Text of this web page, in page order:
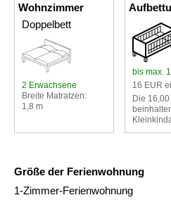
Wohnzimmer
Doppelbett
2 Erwachsene
Breite Matratzen:
1,8 m
bis max.
16 EUR
Die 16,00
Größe der Ferienwohnung
1-Zimmer-Ferienwohnung